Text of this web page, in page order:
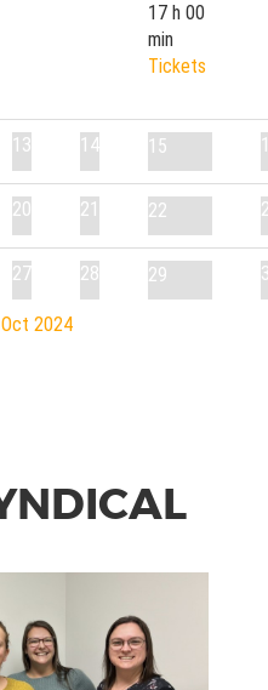
17 h 00
min
Tickets
13 14 15
20 21 22
27 28 29
Oct 2024